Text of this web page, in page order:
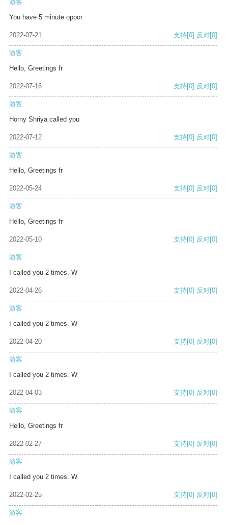
游客
You have 5 minute oppor
2022-07-21 支持[0] 反对[0]
游客
Hello, Greetings fr
2022-07-16 支持[0] 反对[0]
游客
Horny Shriya called you
2022-07-12 支持[0] 反对[0]
游客
Hello, Greetings fr
2022-05-24 支持[0] 反对[0]
游客
Hello, Greetings fr
2022-05-10 支持[0] 反对[0]
游客
I called you 2 times. W
2022-04-26 支持[0] 反对[0]
游客
I called you 2 times. W
2022-04-20 支持[0] 反对[0]
游客
I called you 2 times. W
2022-04-03 支持[0] 反对[0]
游客
Hello, Greetings fr
2022-02-27 支持[0] 反对[0]
游客
I called you 2 times. W
2022-02-25 支持[0] 反对[0]
游客